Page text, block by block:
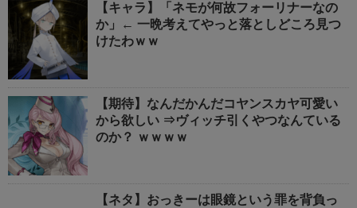
【キャラ】「ネモが何故フォーリナーなの
か」← 一晩考えてやっと落としどころ見つ
けたわｗｗ
【期待】なんだかんだコヤンスカヤ可愛い
から欲しい ⇒ヴィッチ引くやつなんている
のか？ ｗｗｗｗ
【ネタ】おっきーは眼鏡という罪を背負っ